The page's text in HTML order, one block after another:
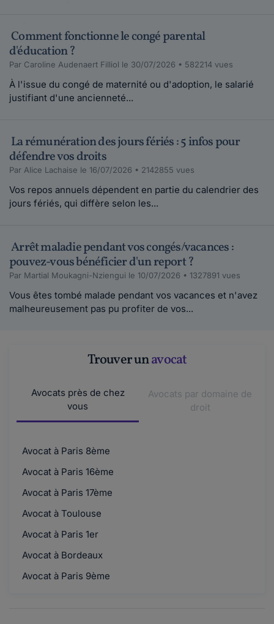
Comment fonctionne le congé parental
d'éducation ?
Par Caroline Audenaert Filliol le 30/07/2026 • 582214 vues
À l'issue du congé de maternité ou d'adoption, le salarié
justifiant d'une ancienneté...
La rémunération des jours fériés : 5 infos pour
défendre vos droits
Par Alice Lachaise le 16/07/2026 • 2142855 vues
Vos repos annuels dépendent en partie du calendrier des
jours fériés, qui diffère selon les...
Arrêt maladie pendant vos congés/vacances :
pouvez-vous bénéficier d'un report ?
Par Martial Moukagni-Nziengui le 10/07/2026 • 1327891 vues
Vous êtes tombé malade pendant vos vacances et n'avez
malheureusement pas pu profiter de vos...
Trouver unavocat
Avocats près de chez
vous
Avocats par domaine de
droit
Avocat à Paris 8ème
Avocat à Paris 16ème
Avocat à Paris 17ème
Avocat à Toulouse
Avocat à Paris 1er
Avocat à Bordeaux
Avocat à Paris 9ème